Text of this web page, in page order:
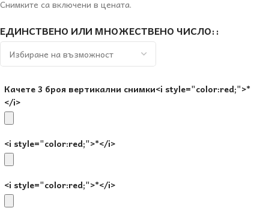
Снимките са включени в цената.
ЕДИНСТВЕНО ИЛИ МНОЖЕСТВЕНО ЧИСЛО:
Качете 3 броя вертикални снимки<i style="color:red;">*
</i>
<i style="color:red;">*</i>
<i style="color:red;">*</i>